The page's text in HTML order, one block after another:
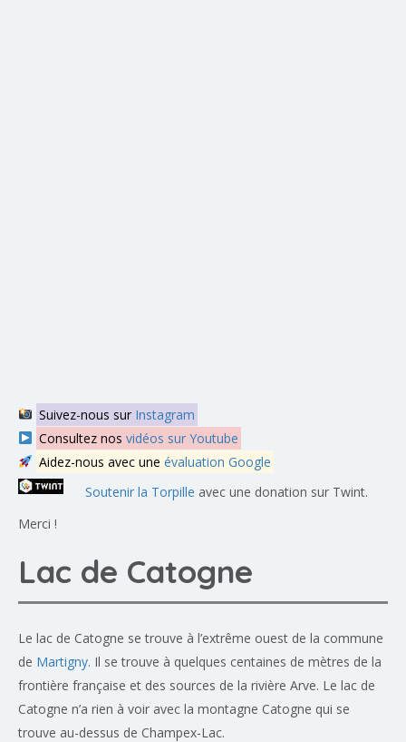
Suivez-nous sur Instagram
Consultez nos vidéos sur Youtube
Aidez-nous avec une évaluation Google
Soutenir la Torpille avec une donation sur Twint.
Merci !
Lac de Catogne
Le lac de Catogne se trouve à l’extrême ouest de la commune
de Martigny. Il se trouve à quelques centaines de mètres de la
frontière française et des sources de la rivière Arve. Le lac de
Catogne n’a rien à voir avec la montagne Catogne qui se
trouve au-dessus de Champex-Lac.